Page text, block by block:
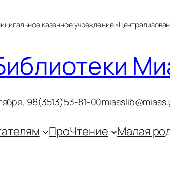
казенное учреждение
98(3513)53-81-00
ПроЧтение Малая